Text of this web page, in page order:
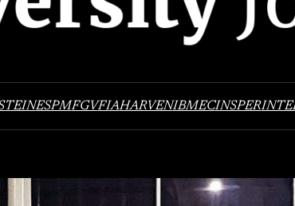
ESPMFGVFIAHARVENIBMECINSPER